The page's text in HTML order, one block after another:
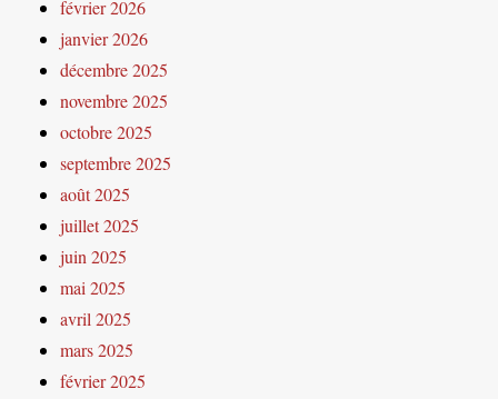
février 2026
janvier 2026
décembre 2025
novembre 2025
octobre 2025
septembre 2025
août 2025
juillet 2025
juin 2025
mai 2025
avril 2025
mars 2025
février 2025